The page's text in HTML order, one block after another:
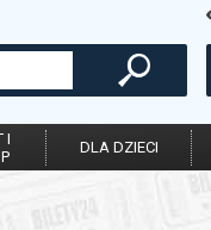
I
DLA DZIECI